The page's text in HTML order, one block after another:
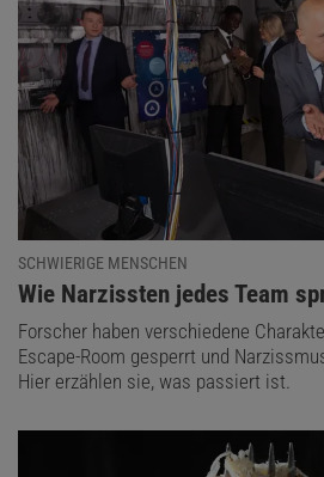
SCHWIERIGE MENSCHEN
:
Wie Narzissten jedes Team
Forscher haben verschiedene
Escape-Room gesperrt und
Hier erzählen sie, was passiert ist.